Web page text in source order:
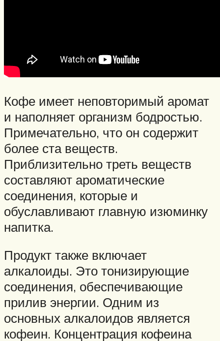
Кофе имеет неповторимый аромат
и наполняет организм бодростью.
Примечательно, что он содержит
более ста веществ.
Приблизительно треть веществ
составляют ароматические
соединения, которые и
обуславливают главную изюминку
напитка.
Продукт также включает
алкалоиды. Это тонизирующие
соединения, обеспечивающие
прилив энергии. Одним из
основных алкалоидов является
кофеин. Концентрация кофеина